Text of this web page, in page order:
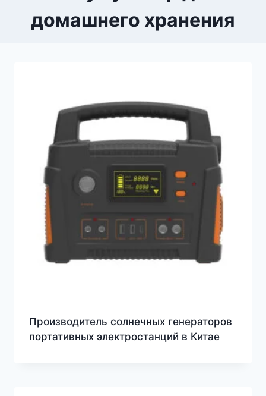
домашнего хранения
Производитель солнечных генераторов
портативных электростанций в Китае